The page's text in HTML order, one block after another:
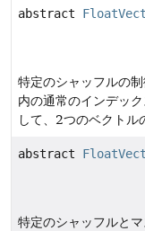
abstract
特定のシャッフルの
内の通常のインデッ
して、2つのベクトル
abstract
特定のシャッフルと